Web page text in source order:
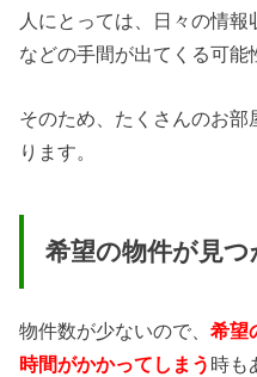
人にとっては、日々の情
などの手間が出てくる可能
そのため、たくさんのお
ります。
希望の物件が見
物件数が少ないので、希望
時間がかかってしまう 時も